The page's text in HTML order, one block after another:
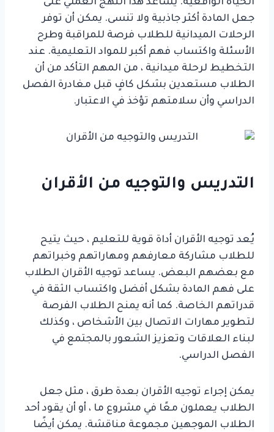
الحياة الواقعية. يساعد هذا النهج العملي على
جعل المادة أكثر جاذبية ولا تنسى. يمكن أن توفر
الرحلات الميدانية للطلاب فرصة للمراقبة وطرح
الأسئلة واكتساب فهم أكبر للمواد التعليمية. عند
التخطيط لرحلة ميدانية ، من المهم التأكد من أن
الطلاب مستعدين بشكل كافٍ قبل مغادرة الفصل
الدراسي وأن سلامتهم تؤخذ في الاعتبار.
التدريس والتوجيه من الأقران
يُعد توجيه الأقران أداة قوية للتعليم ، حيث يتيح
للطلاب مشاركة معارفهم ومهاراتهم وخبراتهم
مع بعضهم البعض. يساعد توجيه الأقران الطلاب
على فهم المادة بشكل أفضل واكتساب الثقة في
قدراتهم الخاصة. كما أنه يمنح الطلاب الفرصة
لتطوير مهارات الاتصال بين الأشخاص ، وكذلك
لبناء العلاقات وتعزيز الشعور بالمجتمع في
الفصل الدراسي.
يمكن إجراء توجيه الأقران بعدة طرق ، مثل جعل
الطلاب يعملون معًا في مشروع ما ، أو أن يقود أحد
الطلاب الموجهين مجموعة مناقشة. يمكن أيضًا